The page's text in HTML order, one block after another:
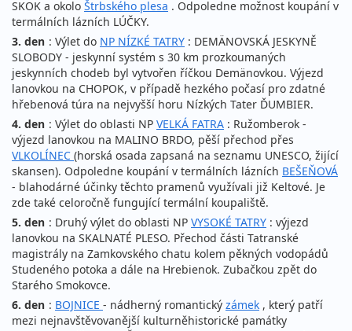
SKOK a okolo Štrbského plesa . Odpoledne možnost koupání v
termálních lázních LÚČKY.
3. den : Výlet do NP NÍZKÉ TATRY : DEMÄNOVSKÁ JESKYNĚ
SLOBODY - jeskynní systém s 30 km prozkoumaných
jeskynních chodeb byl vytvořen říčkou Demänovkou. Výjezd
lanovkou na CHOPOK, v případě hezkého počasí pro zdatné
hřebenová túra na nejvyšší horu Nízkých Tater ĎUMBIER.
4. den : Výlet do oblasti NP VELKÁ FATRA : Ružomberok -
výjezd lanovkou na MALINO BRDO, pěší přechod přes
VLKOLÍNEC (horská osada zapsaná na seznamu UNESCO, žijící
skansen). Odpoledne koupání v termálních lázních BEŠEŇOVÁ
- blahodárné účinky těchto pramenů využívali již Keltové. Je
zde také celoročně fungující termální koupaliště.
5. den : Druhý výlet do oblasti NP VYSOKÉ TATRY : výjezd
lanovkou na SKALNATÉ PLESO. Přechod části Tatranské
magistrály na Zamkovského chatu kolem pěkných vodopádů
Studeného potoka a dále na Hrebienok. Zubačkou zpět do
Starého Smokovce.
6. den : BOJNICE - nádherný romantický zámek , který patří
mezi nejnavštěvovanější kulturněhistorické památky